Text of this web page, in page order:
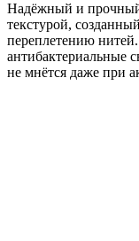
Надёжный и прочный
текстурой,
переплетению
антибактериальные
не мнётся даже при